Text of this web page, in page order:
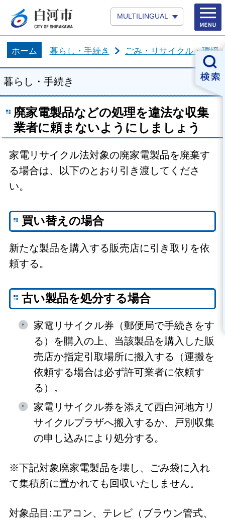
MULTILINGUAL
ホーム 暮らし・手続き ごみ・リサイクル・環境
暮らし・手続き
廃家電製品などの処理を違法な収集
業者に頼まないようにしましょう
家電リサイクル法対象の廃家電製品を廃棄す
る場合は、以下のとおり引き渡してくださ
い。
買い替えの場合
新たな製品を購入する販売店に引き取りを依
頼する。
古い製品を処分する場合
家電リサイクル券（郵便局で手続きをす
る）を購入の上、当該製品を購入した販
売店か指定引取場所に搬入する（運搬を
依頼する場合は必ず許可業者に依頼す
る）。
家電リサイクル券を添えて西白河地方リ
サイクルプラザへ搬入するか、戸別収集
の申し込みにより処分する。
※下記対象廃家電製品を壊し、ごみ袋に入れ
て集積所に置かれても回収いたしません。
対象品目:エアコン、テレビ（ブラウン管式、